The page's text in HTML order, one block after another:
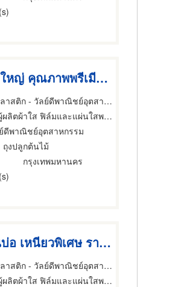
ถุงปลูกขนาดใหญ่ คุณภาพพรีเมียม ลดราคาพิเศษ
โรงงานผลิตฟิล์มพลาสติก - วัลย์ดีพาณิชย์อุตสาหกรรม
ลิตผ้าใส ฟิล์มและแผ่นใสพลาสติก
ดีพาณิชย์อุตสาหกรรม
ถุงปลูกต้นไม้
กรุงเทพมหานคร
พลาสติกปูพื้นบ่อ เหนียวพิเศษ ราคาขายส่ง
โรงงานผลิตฟิล์มพลาสติก - วัลย์ดีพาณิชย์อุตสาหกรรม
ลิตผ้าใส ฟิล์มและแผ่นใสพลาสติก